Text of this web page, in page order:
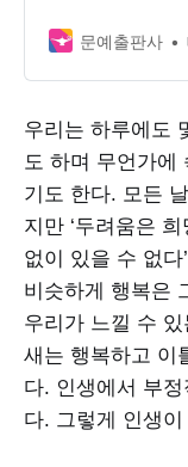
우울과 불안을 극
이트》는《필링
문예출판사
우리는 하루에도
도 하며 무언가에
기도 한다. 모든
지만 ‘두려움은
없이 있을 수 없
비슷하게 행복은
우리가 느낄 수
새는 행복하고 이
다. 인생에서 부
다. 그렇게 인생